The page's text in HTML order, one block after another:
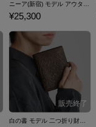
ニーア(新宿) モデル アウター NieR Replicant ver.1.22474487139...
¥25,300
白の書 モデル 二つ折り財布 NieR Replicant ver.1.22474487139...